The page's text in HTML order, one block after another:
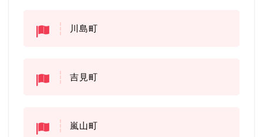
川島町
吉見町
嵐山町